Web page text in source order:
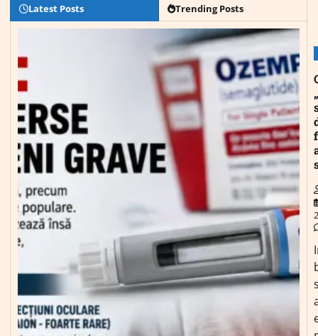
Latest Posts Trending Posts